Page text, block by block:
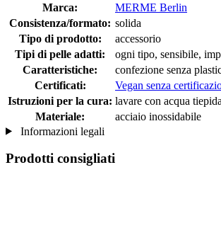
Marca:
MERME Berlin
Consistenza/formato: solida
Tipo di prodotto:
accessorio
Tipi di pelle adatti:
ogni tipo, sensibile,
Caratteristiche:
confezione senza
Certificati:
Vegan senza
Istruzioni per la cura: lavare con acqua
Materiale:
acciaio inossidabile
Informazioni legali
Prodotti consigliati